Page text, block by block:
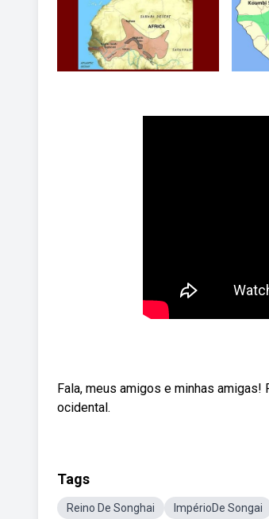
Fala, meus amigos e minhas
ocidental.
Tags
Reino De Songhai ImpérioDe Songai